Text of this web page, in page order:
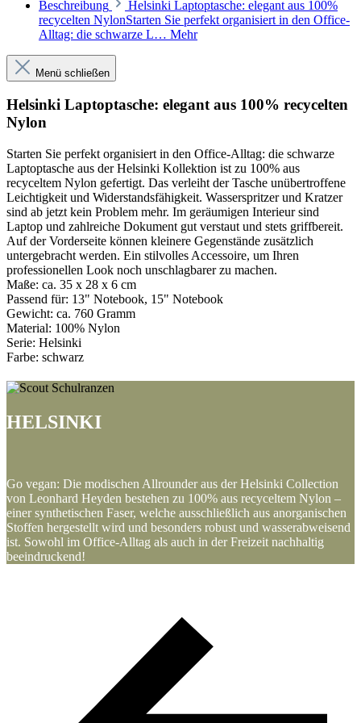
Beschreibung
Helsinki Laptoptasche: elegant aus 100%
recycelten NylonStarten Sie perfekt organisiert in den Office-
Alltag: die schwarze L… Mehr
Menü schließen
Helsinki Laptoptasche: elegant aus 100% recycelten
Nylon
Starten Sie perfekt organisiert in den Office-Alltag: die schwarze
Laptoptasche aus der Helsinki Kollektion ist zu 100% aus
recyceltem Nylon gefertigt. Das verleiht der Tasche unübertroffene
Leichtigkeit und Widerstandsfähigkeit. Wasserspritzer und Kratzer
sind ab jetzt kein Problem mehr. Im geräumigen Interieur sind
Laptop und zahlreiche Dokument gut verstaut und stets griffbereit.
Auf der Vorderseite können kleinere Gegenstände zusätzlich
untergebracht werden. Ein stilvolles Accessoire, um Ihren
professionellen Look noch unschlagbarer zu machen.
Maße: ca. 35 x 28 x 6 cm
Passend für: 13" Notebook, 15" Notebook
Gewicht: ca. 760 Gramm
Material: 100% Nylon
Serie: Helsinki
Farbe: schwarz
HELSINKI
Go vegan: Die modischen Allrounder aus der Helsinki Collection
von Leonhard Heyden bestehen zu 100% aus recyceltem Nylon –
einer synthetischen Faser, welche ausschließlich aus anorganischen
Stoffen hergestellt wird und besonders robust und wasserabweisend
ist. Sowohl im Office-Alltag als auch in der Freizeit nachhaltig
beeindruckend!